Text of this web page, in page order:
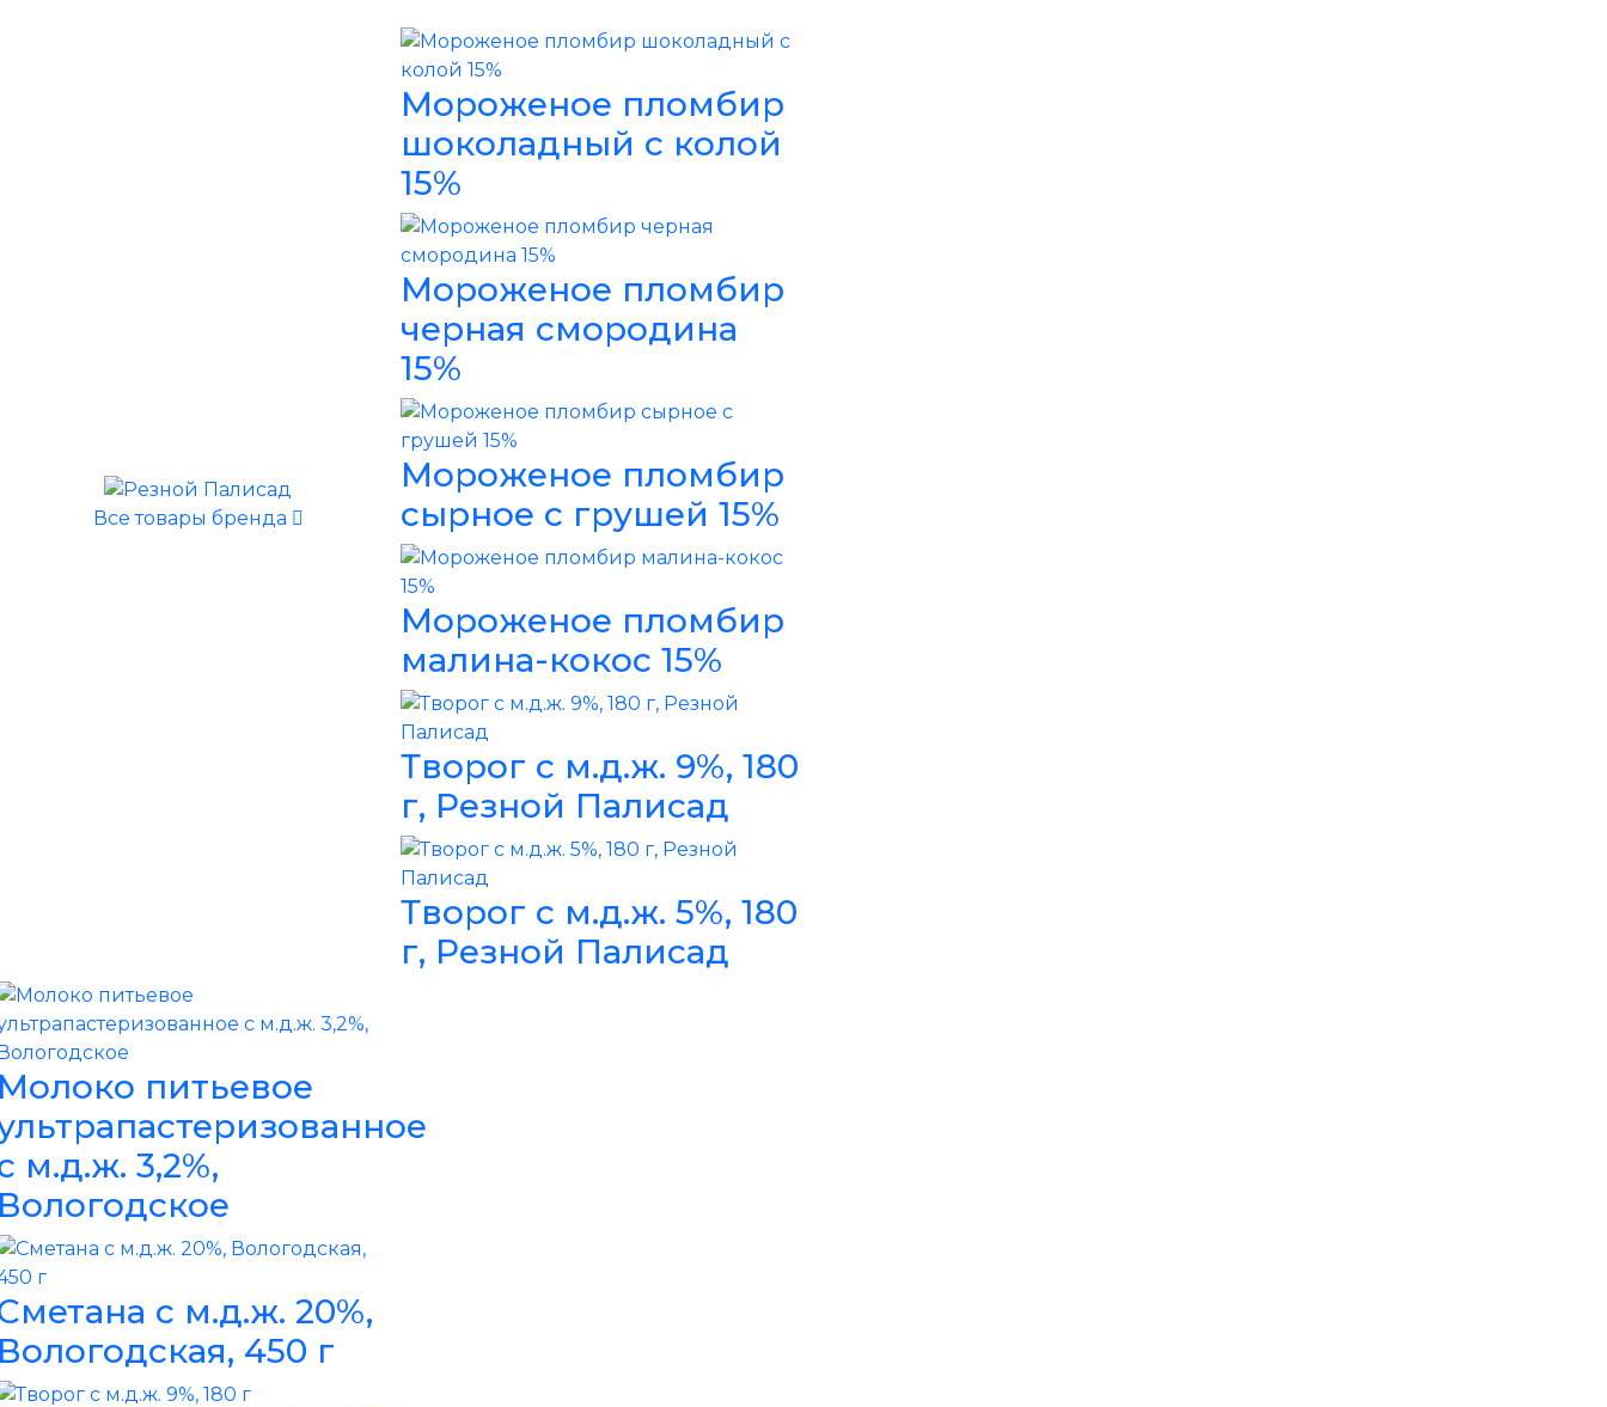
Все товары бренда
Мороженое пломбир
шоколадный с колой
15%
Мороженое пломбир
черная смородина
15%
Мороженое пломбир
сырное с грушей 15%
Мороженое пломбир
малина-кокос 15%
Творог с м.д.ж. 9%, 180
г, Резной Палисад
Творог с м.д.ж. 5%, 180
г, Резной Палисад
питьевое
м.д.ж. 3,2%,
с м.д.ж. 20%,
450 г